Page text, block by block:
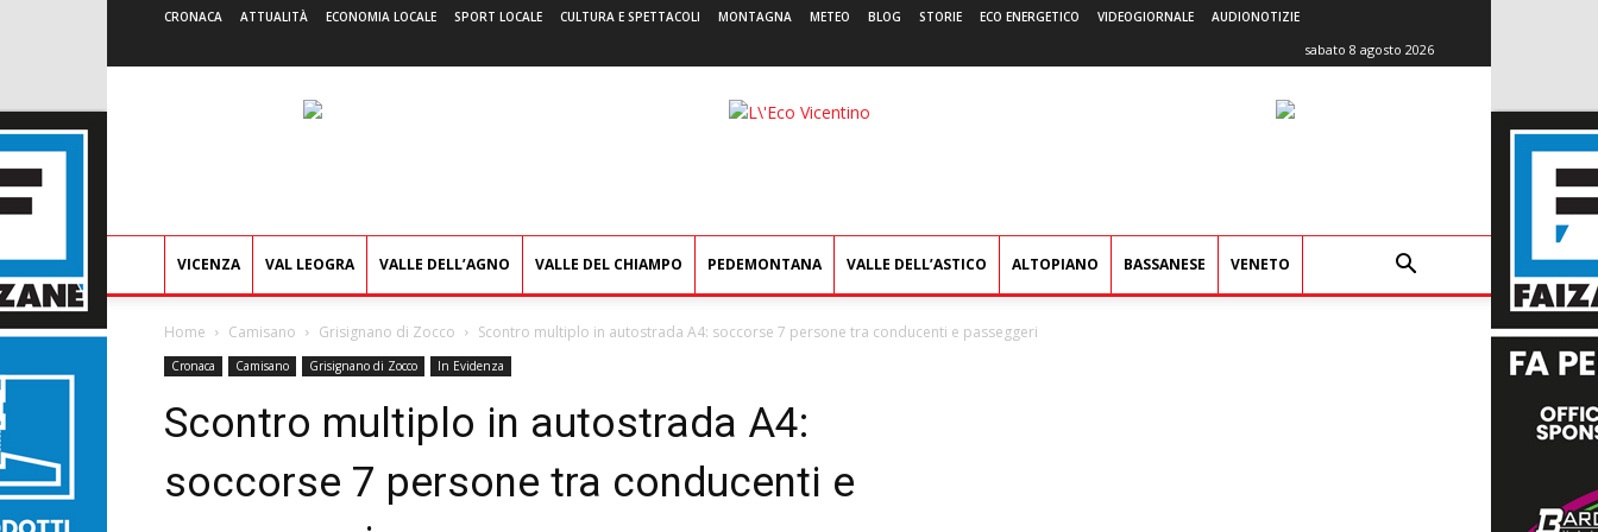
CRONACA ATTUALITÀ ECONOMIA LOCALE SPORT LOCALE CULTURA E SPETTACOLI MONTAGNA METEO BLOG STORIE ECO ENERGETICO VIDEOGIORNALE AUDIONOTIZIE
sabato 8 agosto 2026
L'Eco
VICENZA VAL LEOGRA VALLE DELL’AGNO VALLE DEL CHIAMPO PEDEMONTANA VALLE DELL’ASTICO ALTOPIANO BASSANESE VENETO
Home Camisano Grisignano di Zocco Scontro multiplo in autostrada A4: soccorse 7 persone tra conducenti e passeggeri
Cronaca Camisano Grisignano di Zocco In Evidenza
Scontro multiplo in autostrada A4:
soccorse 7 persone tra conducenti e